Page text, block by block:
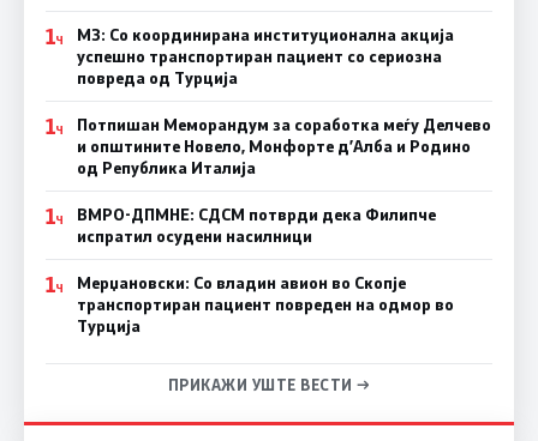
1Ч
МЗ: Со координирана институционална акција
успешно транспортиран пациент со сериозна
повреда од Турција
1Ч
Потпишан Меморандум за соработка меѓу Делчево
и општините Новело, Монфорте д’Алба и Родино
од Република Италија
1Ч
ВМРО-ДПМНЕ: СДСM потврди дека Филипче
испратил осудени насилници
1Ч
Мерџановски: Со владин авион во Скопје
транспортиран пациент повреден на одмор во
Турција
ПРИКАЖИ УШТЕ ВЕСТИ →